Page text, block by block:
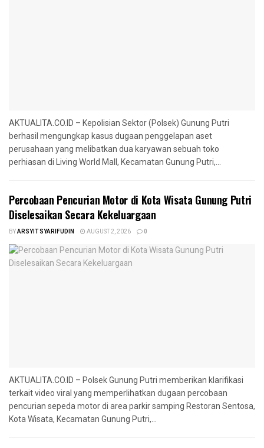
AKTUALITA.CO.ID – Kepolisian Sektor (Polsek) Gunung Putri
berhasil mengungkap kasus dugaan penggelapan aset
perusahaan yang melibatkan dua karyawan sebuah toko
perhiasan di Living World Mall, Kecamatan Gunung Putri,...
‎Percobaan Pencurian Motor di Kota Wisata Gunung Putri
Diselesaikan Secara Kekeluargaan
BYARSYIT SYARIFUDIN AUGUST 2, 2026 0
AKTUALITA.CO.ID – Polsek Gunung Putri memberikan klarifikasi
terkait video viral yang memperlihatkan dugaan percobaan
pencurian sepeda motor di area parkir samping Restoran Sentosa,
Kota Wisata, Kecamatan Gunung Putri,...